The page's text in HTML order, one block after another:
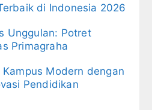
di Indonesia 2026
Unggulan: Potret
Primagraha
Modern dengan
Pendidikan